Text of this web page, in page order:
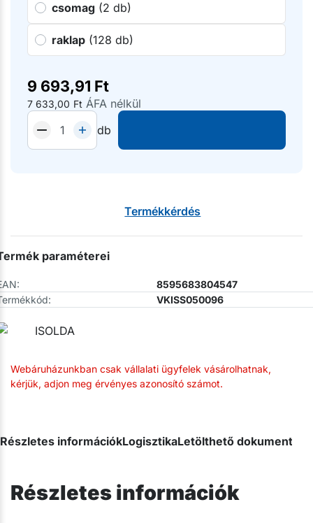
csomag (2 db)
raklap (128 db)
9 693,91 Ft
7 633,00 Ft ÁFA nélkül
db
Webáruházunkban csak vállalati ügyfelek vásárolhatnak,
kérjük, adjon meg érvényes azonosító számot.
Termékkérdés
paraméterei
8595683804547
VKISS050096
Részletes információkLogisztikaLetölthető
Részletes információk